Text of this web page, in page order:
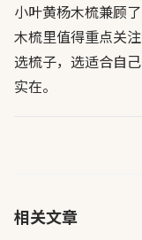
小叶黄杨木梳兼顾
木梳里值得重点关注
选梳子，选适合
实在。
相关文章